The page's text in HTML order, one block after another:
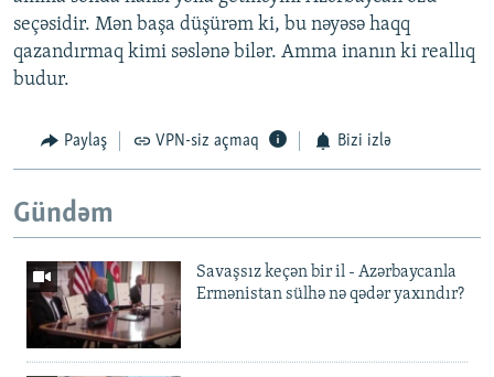
seçəsidir. Mən başa düşürəm ki, bu nəyəsə haqq
qazandırmaq kimi səslənə bilər. Amma inanın ki reallıq
budur.
Paylaş VPN-siz açmaq Bizi izlə
Gündəm
Savaşsız keçən bir il - Azərbaycanla
Ermənistan sülhə nə qədər yaxındır?